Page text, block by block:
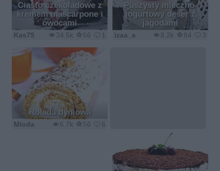
Ciasto czekoladowe z
kremem mascarpone i
owocami
34.5k 66 1
Kas75
Puszysty mleczno-
jogurtowy deser z
jagodami
8.2k 84 3
izaa_a
Rolada dyniowa
6.7k 56 6
Mloda